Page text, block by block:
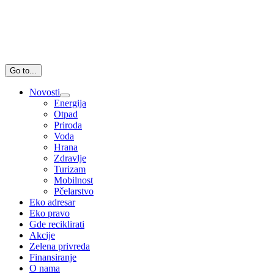
Go to...
Novosti
Energija
Otpad
Priroda
Voda
Hrana
Zdravlje
Turizam
Mobilnost
Pčelarstvo
Eko adresar
Eko pravo
Gde reciklirati
Akcije
Zelena privreda
Finansiranje
O nama